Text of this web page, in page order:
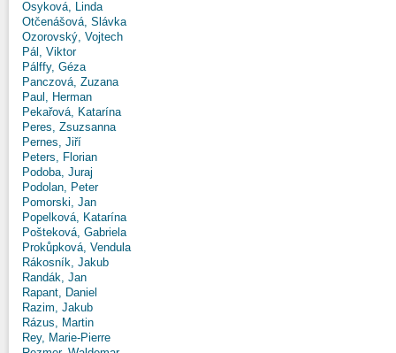
Osyková, Linda
Otčenášová, Slávka
Ozorovský, Vojtech
Pál, Viktor
Pálffy, Géza
Panczová, Zuzana
Paul, Herman
Pekařová, Katarína
Peres, Zsuzsanna
Pernes, Jiří
Peters, Florian
Podoba, Juraj
Podolan, Peter
Pomorski, Jan
Popelková, Katarína
Pošteková, Gabriela
Prokůpková, Vendula
Rákosník, Jakub
Randák, Jan
Rapant, Daniel
Razim, Jakub
Rázus, Martin
Rey, Marie-Pierre